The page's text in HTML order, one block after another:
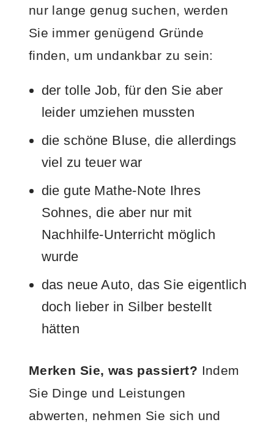
nur lange genug suchen, werden
Sie immer genügend Gründe
finden, um undankbar zu sein:
der tolle Job, für den Sie aber
leider umziehen mussten
die schöne Bluse, die allerdings
viel zu teuer war
die gute Mathe-Note Ihres
Sohnes, die aber nur mit
Nachhilfe-Unterricht möglich
wurde
das neue Auto, das Sie eigentlich
doch lieber in Silber bestellt
hätten
Merken Sie, was passiert? Indem
Sie Dinge und Leistungen
abwerten, nehmen Sie sich und